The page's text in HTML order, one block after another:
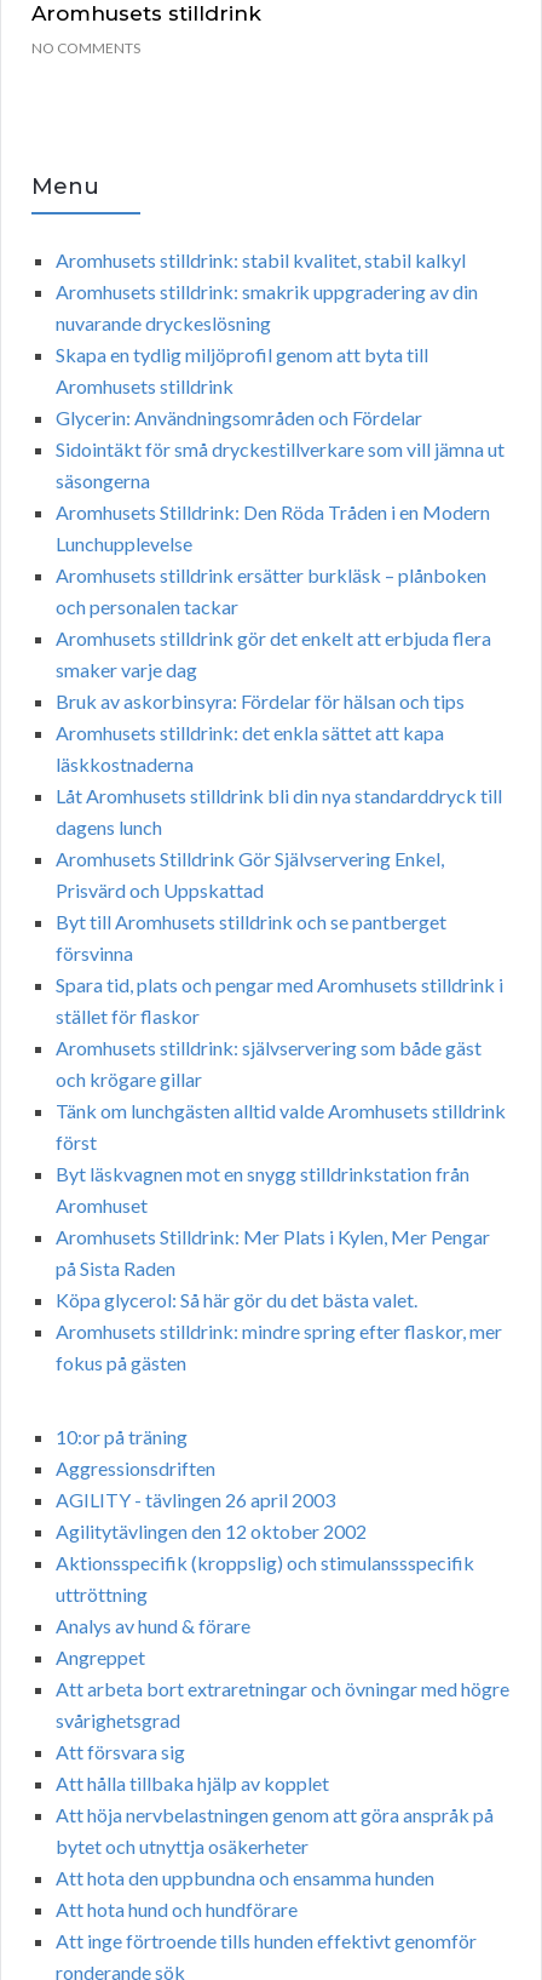
Aromhusets stilldrink
NO COMMENTS
Menu
Aromhusets stilldrink: stabil kvalitet, stabil kalkyl
Aromhusets stilldrink: smakrik uppgradering av din
nuvarande dryckeslösning
Skapa en tydlig miljöprofil genom att byta till
Aromhusets stilldrink
Glycerin: Användningsområden och Fördelar
Sidointäkt för små dryckestillverkare som vill jämna ut
säsongerna
Aromhusets Stilldrink: Den Röda Tråden i en Modern
Lunchupplevelse
Aromhusets stilldrink ersätter burkläsk – plånboken
och personalen tackar
Aromhusets stilldrink gör det enkelt att erbjuda flera
smaker varje dag
Bruk av askorbinsyra: Fördelar för hälsan och tips
Aromhusets stilldrink: det enkla sättet att kapa
läskkostnaderna
Låt Aromhusets stilldrink bli din nya standarddryck till
dagens lunch
Aromhusets Stilldrink Gör Självservering Enkel,
Prisvärd och Uppskattad
Byt till Aromhusets stilldrink och se pantberget
försvinna
Spara tid, plats och pengar med Aromhusets stilldrink i
stället för flaskor
Aromhusets stilldrink: självservering som både gäst
och krögare gillar
Tänk om lunchgästen alltid valde Aromhusets stilldrink
först
Byt läskvagnen mot en snygg stilldrinkstation från
Aromhuset
Aromhusets Stilldrink: Mer Plats i Kylen, Mer Pengar
på Sista Raden
Köpa glycerol: Så här gör du det bästa valet.
Aromhusets stilldrink: mindre spring efter flaskor, mer
fokus på gästen
10:or på träning
Aggressionsdriften
AGILITY - tävlingen 26 april 2003
Agilitytävlingen den 12 oktober 2002
Aktionsspecifik (kroppslig) och stimulanssspecifik
uttröttning
Analys av hund & förare
Angreppet
Att arbeta bort extraretningar och övningar med högre
svårighetsgrad
Att försvara sig
Att hålla tillbaka hjälp av kopplet
Att höja nervbelastningen genom att göra anspråk på
bytet och utnyttja osäkerheter
Att hota den uppbundna och ensamma hunden
Att hota hund och hundförare
Att inge förtroende tills hunden effektivt genomför
ronderande sök